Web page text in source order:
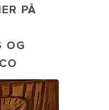
PÅ
OG
known for